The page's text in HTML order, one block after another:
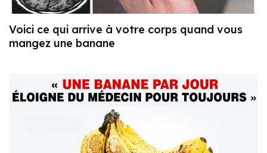
Voici ce qui arrive à votre corps quand vous
mangez une banane